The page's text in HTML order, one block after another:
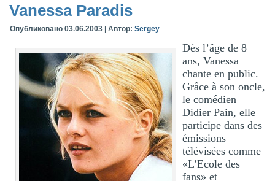
Vanessa Paradis
Опубликовано 03.06.2003 |Автор: Sergey
Dès l’âge de 8
ans, Vanessa
chante en public.
Grâce à son oncle,
le comédien
Didier Pain, elle
participe dans des
émissions
télévisées comme
«L’Ecole des
fans» et